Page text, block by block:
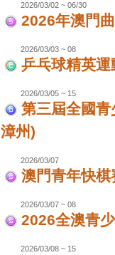
2026/03/02 ~ 06/30
2026年澳門
2026/03/03 ~ 08
乒乓球精英
2026/03/05 ~ 15
第三屆全國
漳州)
2026/03/07
澳門青年快棋
2026/03/07 ~ 08
2026全澳青
2026/03/08 ~ 15